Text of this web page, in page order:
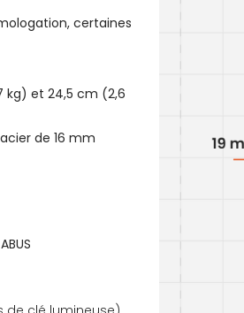
certaines
kg) et 24,5 cm (2,6
de 16 mm